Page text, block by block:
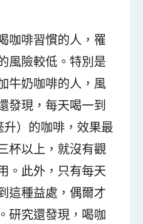
咖啡習慣的人，罹
風險較低。特別是
牛奶咖啡的人，風
發現，每天喝一到
）的咖啡，效果最
杯以上，就沒有觀
。此外，只有每天
這種益處，偶爾才
研究還發現，喝咖